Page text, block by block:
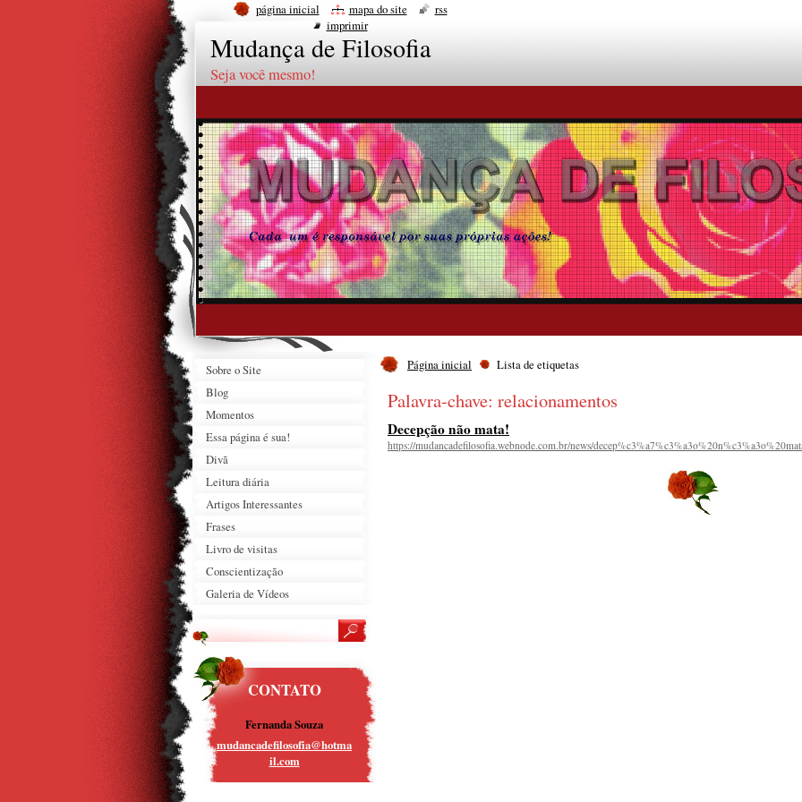
Mudança de Filosofia
Seja você mesmo!
Página inicial Lista de etiquetas
Palavra-chave: relacionamentos
Decepção não mata!
https://mudancadefilosofia.webnode.com.br/news/
Sobre o Site
Blog
Momentos
Essa página é sua!
Divã
Leitura diária
Artigos Interessantes
Frases
Livro de visitas
Conscientização
Galeria de Vídeos
CONTATO
Fernanda Souza
mudancadefilosofia@hotma
il.com
página inicial mapa do site
rss
imprimir